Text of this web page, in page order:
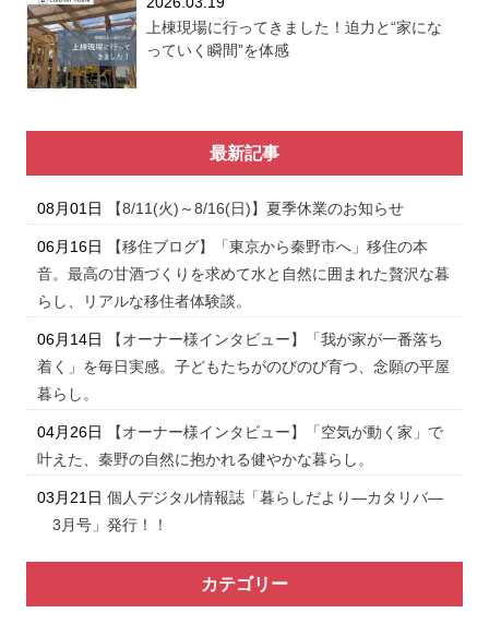
上棟現場に行ってきました！迫力と“家にな
っていく瞬間”を体感
最新記事
08月01日 【8/11(火)～8/16(日)】夏季休業のお知らせ
06月16日
【移住ブログ】「東京から秦野市へ」移住の本
音。最高の甘酒づくりを求めて水と自然に囲まれた贅沢な暮
らし、リアルな移住者体験談。
06月14日
【オーナー様インタビュー】「我が家が一番落ち
着く」を毎日実感。子どもたちがのびのび育つ、念願の平屋
暮らし。
04月26日
【オーナー様インタビュー】「空気が動く家」で
叶えた、秦野の自然に抱かれる健やかな暮らし。
03月21日 個人デジタル情報誌「暮らしだより―カタリバ―
3月号」発行！！
カテゴリー